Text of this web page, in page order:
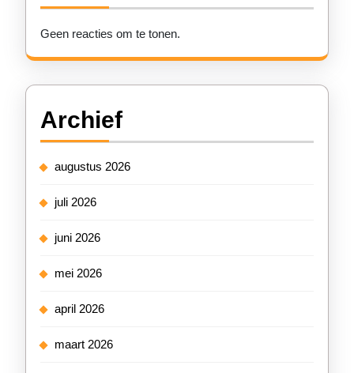
Geen reacties om te tonen.
Archief
augustus 2026
juli 2026
juni 2026
mei 2026
april 2026
maart 2026